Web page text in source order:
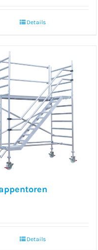
Details
Details